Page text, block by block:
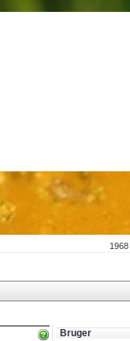
1968
Bruger